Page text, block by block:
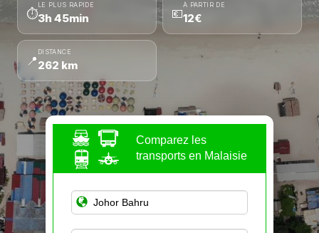
⏱
LE PLUS RAPIDE
3h 45min 💶
À PARTIR DE
12€
📍
DISTANCE
262 km
Comparez les
transports en Malaisie